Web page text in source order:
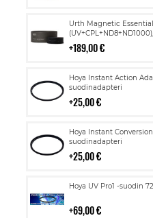
Urth Magnetic
189,00 €
Lisää
ostoskoriin
Hoya Instant Action
suodinadapteri
25,00 €
Lisää
ostoskoriin
Hoya Instant
suodinadapteri
25,00 €
Lisää
ostoskoriin
Hoya UV Pro1 -suodin
69,00 €
Lisää